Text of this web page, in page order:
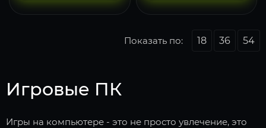
Показать по: 18 36 54
Игровые ПК
Игры на компьютере - это не просто увлечение, это